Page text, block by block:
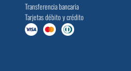
Transferencia bancaria
Tarjetas débito y crédito